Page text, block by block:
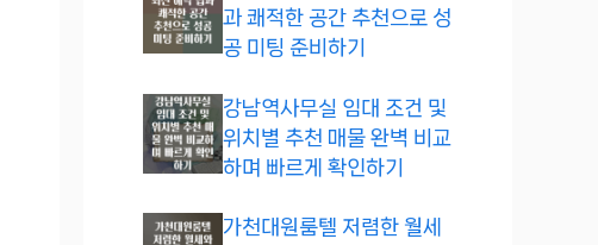
과 쾌적한 공간 추천으로 성
공 미팅 준비하기
강남역사무실 임대 조건 및
위치별 추천 매물 완벽 비교
하며 빠르게 확인하기
가천대원룸텔 저렴한 월세